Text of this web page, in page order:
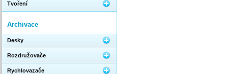
Tvoření
Archivace
Desky
Rozdružovače
Rychlovazače